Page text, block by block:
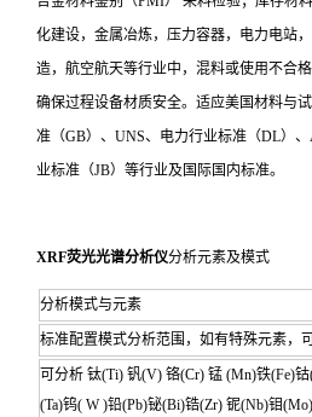
化建设，金属冶炼，压力容器，电力电站
造，航空航天等行业中，混料或使用不合
确保过程设备材质安全。适应美国材料与
准（GB）、UNS、电力行业标准（DL）
业标准（JB）等行业及国际国内标准。
XRF荧光光谱分析仪分析元素及模式
分析模式与元素
标准配置模式分析范围，如有特殊元素，
可分析 钛(Ti) 钒(V) 铬(Cr) 锰 (Mn)铁(Fe)
(Ta)钨( W )铅(Pb)铋(Bi)锆(Zr) 铌(Nb)钼